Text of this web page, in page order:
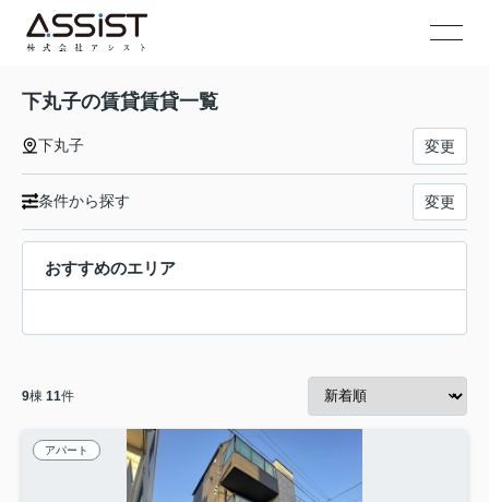
下丸子の賃貸賃貸一覧
下丸子 変更
条件から探す 変更
おすすめのエリア
9棟 11件
アパート